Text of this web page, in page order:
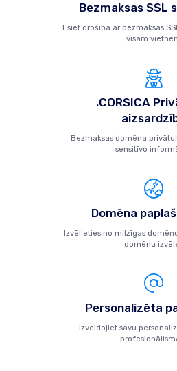
Bezmaksas SSL
Esiet drošībā ar bezmaksas
visām
.CORSICA
Bezmaksas domēna
sensitīvo
Domēna
Izvēlieties no milzīgas
domēnu
Personalizēta
Izveidojiet savu